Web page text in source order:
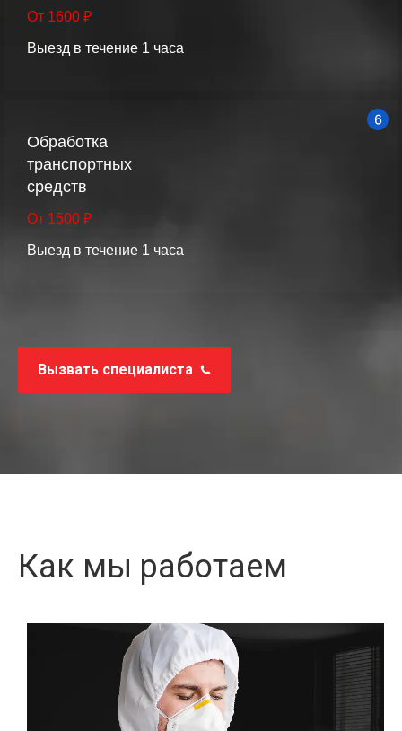
От 1600 ₽
Выезд в течение 1 часа
Обработка
транспортных
средств
От 1500 ₽
Выезд в течение 1 часа
Вызвать специалиста
Как мы работаем